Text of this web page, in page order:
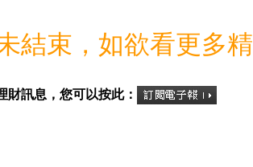
結束，如欲看更多
財訊息，您可以按此：